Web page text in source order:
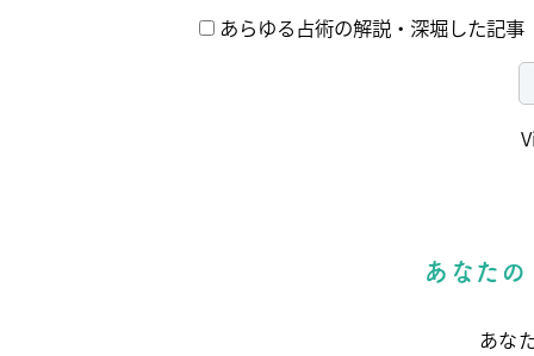
あらゆる占術の解説・深堀した記事
あなた
あな